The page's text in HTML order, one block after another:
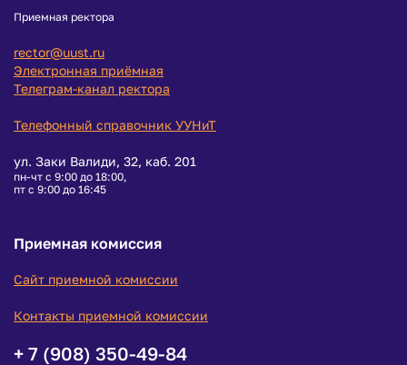
Приемная ректора
rector@uust.ru
Электронная приёмная
Телеграм-канал ректора
Телефонный справочник УУНиТ
ул. Заки Валиди, 32, каб. 201
пн-чт с 9:00 до 18:00,
пт с 9:00 до 16:45
Приемная комиссия
Сайт приемной комиссии
Контакты приемной комиссии
+ 7 (908) 350-49-84